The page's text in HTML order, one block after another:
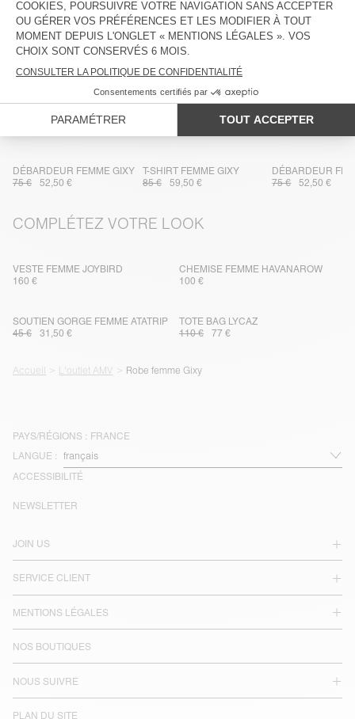
ENTRETIEN
TRAÇABILITÉ
LIVRAISON ET RETOURS
DANS LA MÊME MATIÈRE
DÉBARDEUR FEMME GIXY
75 €
52,50 €
T-SHIRT FEMME GIXY
85 €
59,50 €
DÉBARDEUR
75 €
52,50 €
COMPLÉTEZ VOTRE LOOK
VESTE FEMME JOYBIRD
160 €
CHEMISE FEMME HAVANAROW
100 €
SOUTIEN GORGE FEMME ATATRIP
45 €
31,50 €
TOTE BAG LYCAZ
110 €
77 €
Accueil L'outlet AMV Robe femme Gixy
PAYS/RÉGIONS : FRANCE
LANGUE :
ACCESSIBILITÉ
JOIN US
SERVICE CLIENT
MENTIONS LÉGALES
NOS BOUTIQUES
NOUS SUIVRE
PLAN DU SITE
NEWSLETTER